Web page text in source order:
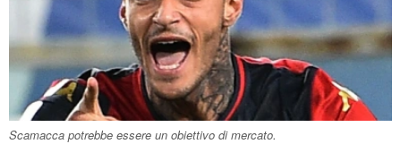
Scamacca potrebbe essere un obiettivo di mercato.